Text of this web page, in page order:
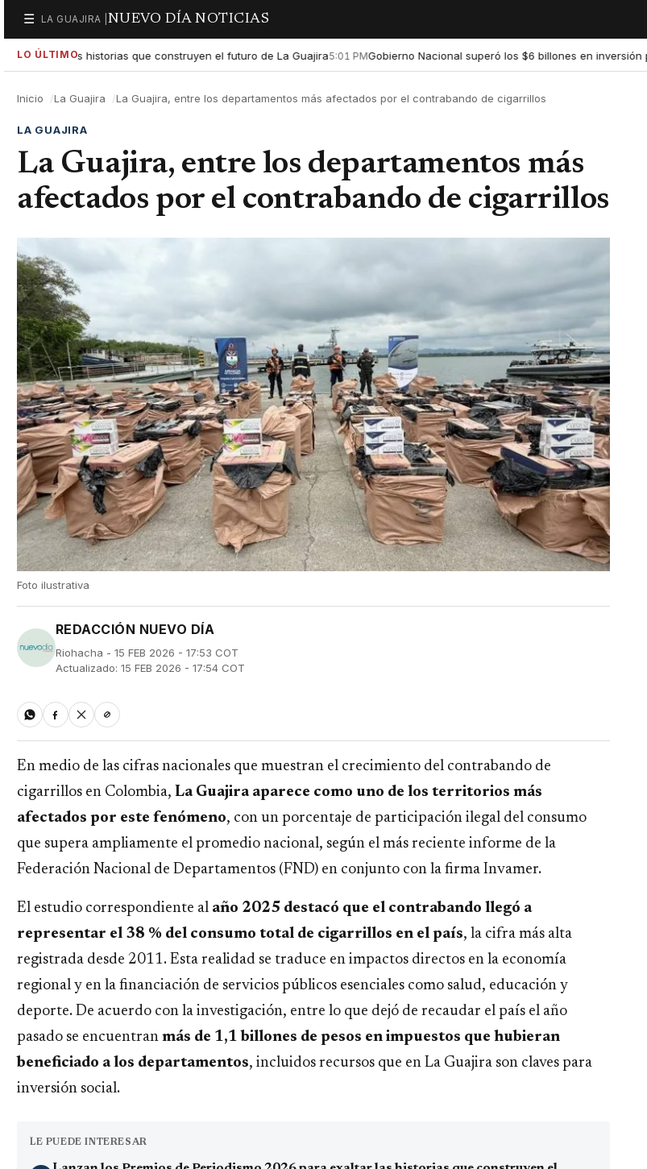
☰
Secciones
LA GUAJIRA | NUEVO DÍA NOTICIAS
LO ÚLTIMO
las historias que construyen el futuro de La Guajira 5:01 PMGobierno Nacional superó los $6 billones en inversión para
Inicio La Guajira La Guajira, entre los departamentos más afectados por el contrabando de cigarrillos
LA GUAJIRA
La Guajira, entre los departamentos más
afectados por el contrabando de cigarrillos
Foto ilustrativa
REDACCIÓN NUEVO DÍA
Riohacha - 15 FEB 2026 - 17:53 COT
Actualizado: 15 FEB 2026 - 17:54 COT
En medio de las cifras nacionales que muestran el crecimiento del contrabando de
cigarrillos en Colombia, La Guajira aparece como uno de los territorios más
afectados por este fenómeno, con un porcentaje de participación ilegal del consumo
que supera ampliamente el promedio nacional, según el más reciente informe de la
Federación Nacional de Departamentos (FND) en conjunto con la firma Invamer.
El estudio correspondiente al año 2025 destacó que el contrabando llegó a
representar el 38 % del consumo total de cigarrillos en el país, la cifra más alta
registrada desde 2011. Esta realidad se traduce en impactos directos en la economía
regional y en la financiación de servicios públicos esenciales como salud, educación y
deporte. De acuerdo con la investigación, entre lo que dejó de recaudar el país el año
pasado se encuentran más de 1,1 billones de pesos en impuestos que hubieran
beneficiado a los departamentos, incluidos recursos que en La Guajira son claves para
inversión social.
LE PUEDE INTERESAR